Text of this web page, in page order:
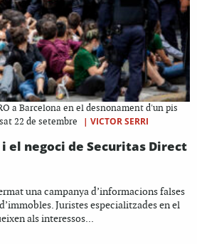
a Barcelona en el desnonament d'un pis
22 de setembre
| VICTOR SERRI
el negoci de Securitas Direct
una campanya d’informacions falses
Juristes especialitzades en el
als interessos...